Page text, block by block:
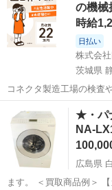
の機械
時給
日払い
株式会
茨城県
コネクタ製造工場の検査
日128日★クリーンルー
★就業先食堂利用可！日払
工場のお仕事 ◇コネクタ
常陸大宮市
★・パ
NA-
広島県
ます。 ＜買取商品例＞